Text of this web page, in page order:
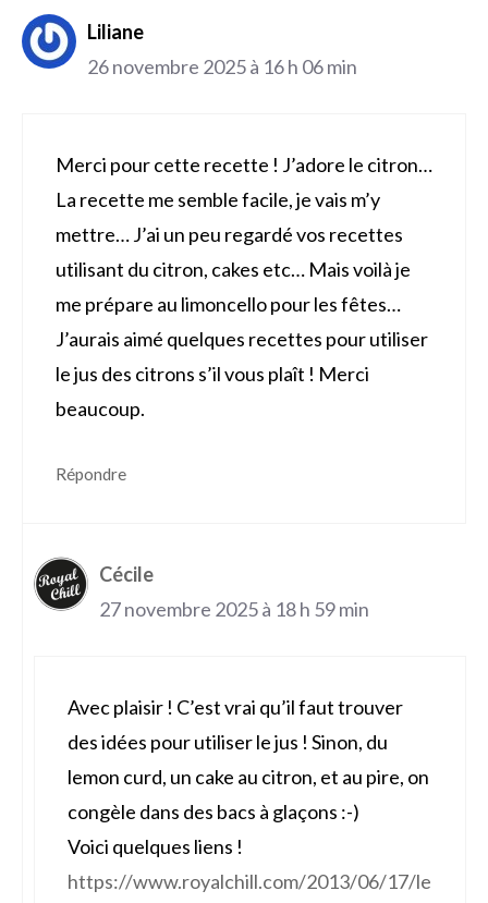
Liliane
26 novembre 2025 à 16 h 06 min
Merci pour cette recette ! J’adore le citron…
La recette me semble facile, je vais m’y
mettre… J’ai un peu regardé vos recettes
utilisant du citron, cakes etc… Mais voilà je
me prépare au limoncello pour les fêtes…
J’aurais aimé quelques recettes pour utiliser
le jus des citrons s’il vous plaît ! Merci
beaucoup.
Répondre
Cécile
27 novembre 2025 à 18 h 59 min
Avec plaisir ! C’est vrai qu’il faut trouver
des idées pour utiliser le jus ! Sinon, du
lemon curd, un cake au citron, et au pire, on
congèle dans des bacs à glaçons :-)
Voici quelques liens !
https://www.royalchill.com/2013/06/17/le